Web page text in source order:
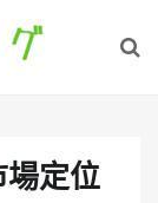
場定位